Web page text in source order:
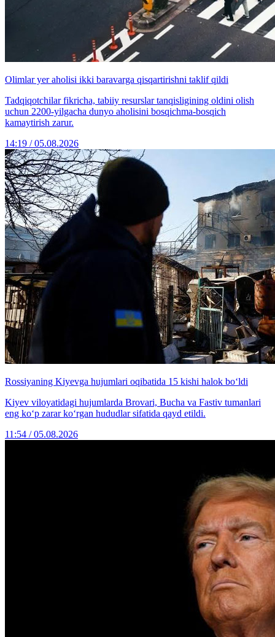
Olimlar yer aholisi ikki baravarga qisqartirishni taklif qildi
Tadqiqotchilar fikricha, tabiiy resurslar tanqisligining oldini olish
uchun 2200-yilgacha dunyo aholisini bosqichma-bosqich
kamaytirish zarur.
14:19 / 05.08.2026
Rossiyaning Kiyevga hujumlari oqibatida 15 kishi halok bo‘ldi
Kiyev viloyatidagi hujumlarda Brovari, Bucha va Fastiv tumanlari
eng ko‘p zarar ko‘rgan hududlar sifatida qayd etildi.
11:54 / 05.08.2026